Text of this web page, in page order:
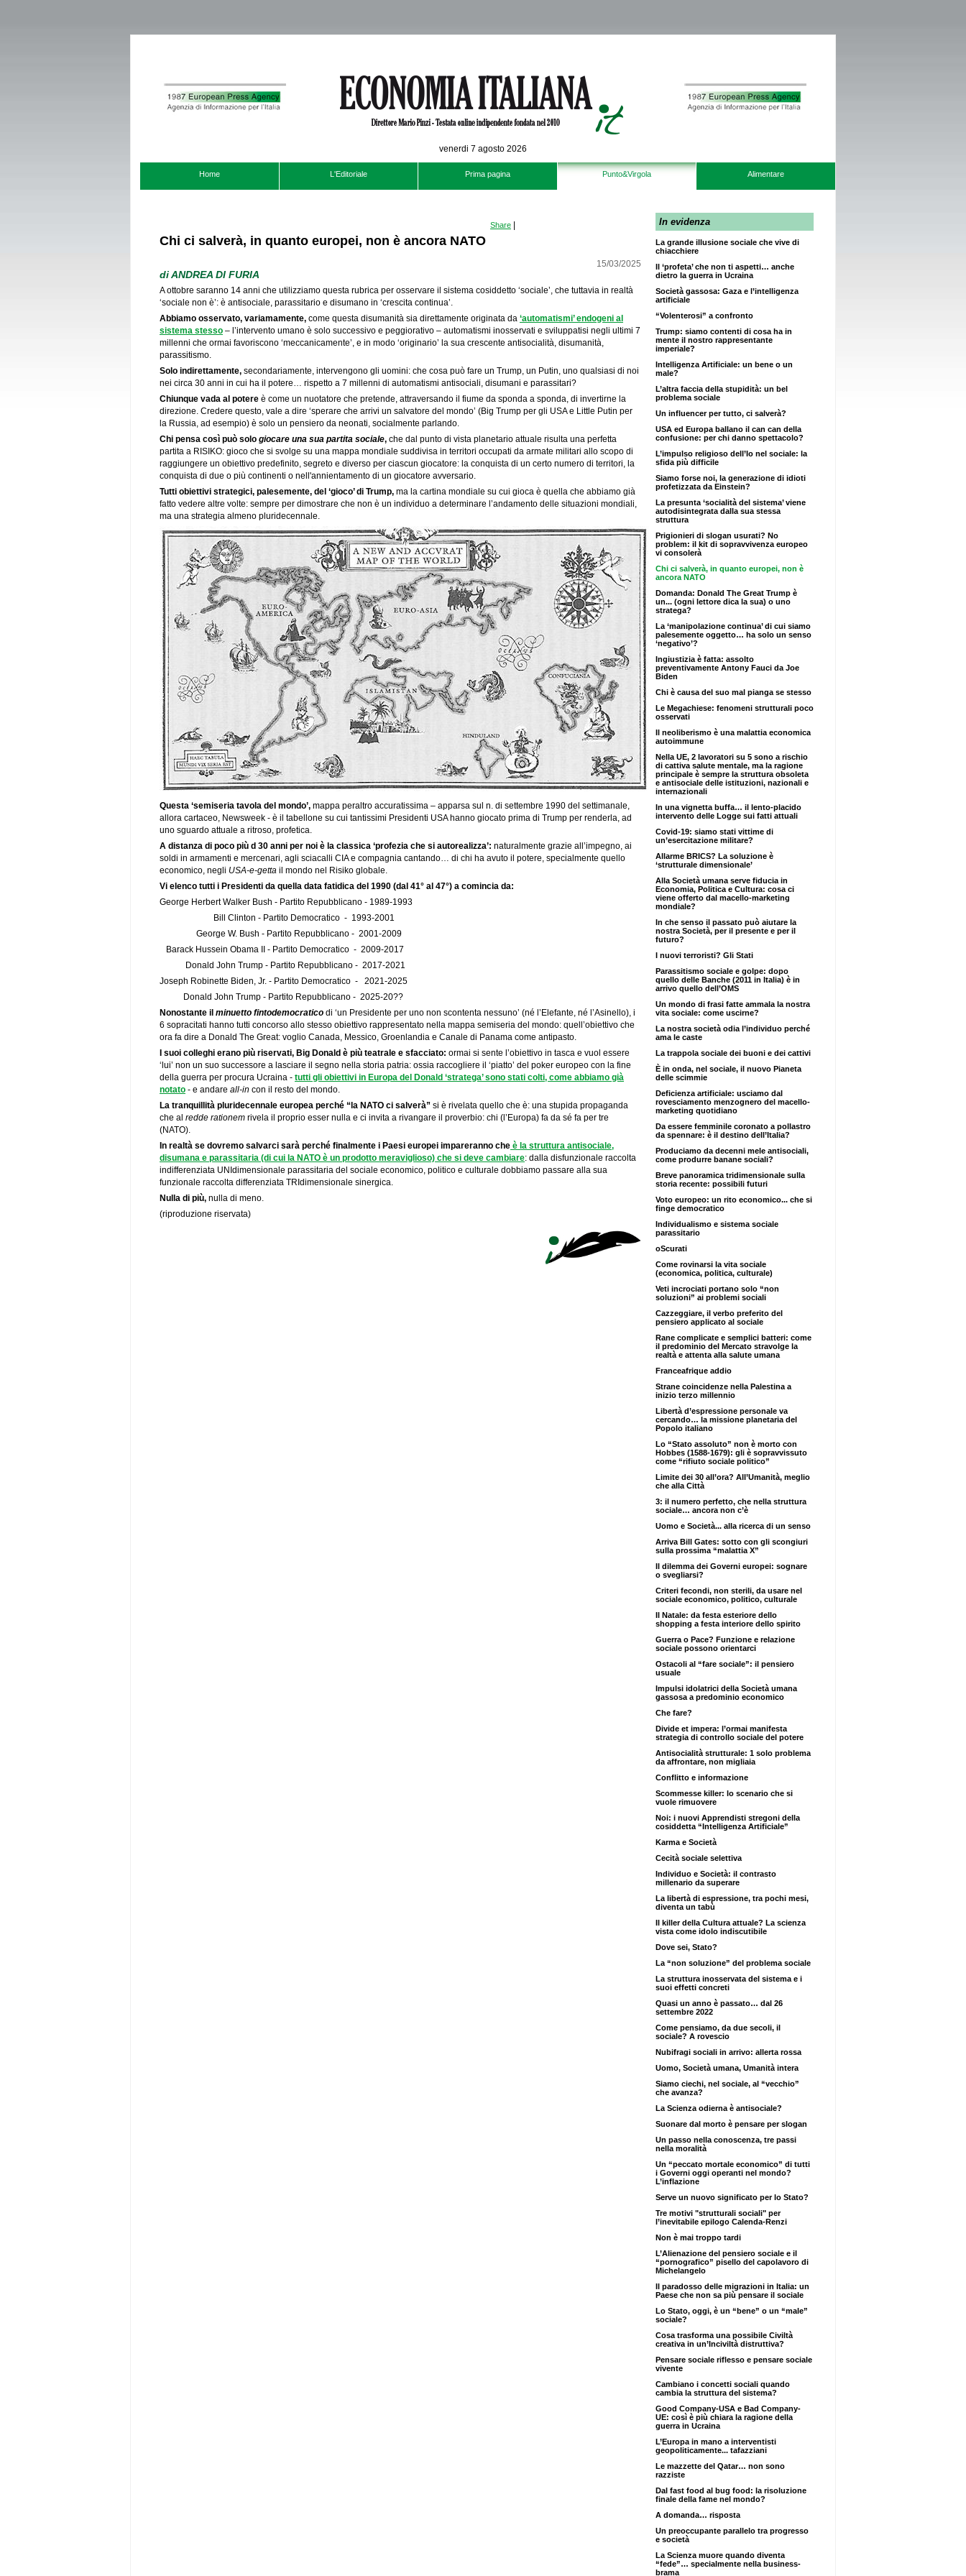
venerdi 7 agosto 2026
Home L'Editoriale Prima pagina Punto&Virgola Alimentare
Share
Chi ci salverà, in quanto europei, non è ancora NATO
15/03/2025
diANDREA DI FURIA
A ottobre saranno 14 anni che utilizziamo questa rubrica per osservare il sistema cosiddetto ‘sociale’, che tuttavia in realtà
‘sociale non è’: è antisociale, parassitario e disumano in ‘crescita continua’.
Abbiamo osservato, variamamente, come questa disumanità sia direttamente originata da ‘automatismi’ endogeni al
sistema stesso – l’intervento umano è solo successivo e peggiorativo – automatismi inosservati e sviluppatisi negli ultimi 7
millenni che ormai favoriscono ‘meccanicamente’, e in modo ‘originario’ la sua crescente antisocialità, disumanità,
parassitismo.
Solo indirettamente, secondariamente, intervengono gli uomini: che cosa può fare un Trump, un Putin, uno qualsiasi di noi
nei circa 30 anni in cui ha il potere… rispetto a 7 millenni di automatismi antisociali, disumani e parassitari?
Chiunque vada al potere è come un nuotatore che pretende, attraversando il fiume da sponda a sponda, di invertirne la
direzione. Credere questo, vale a dire ‘sperare che arrivi un salvatore del mondo’ (Big Trump per gli USA e Little Putin per
la Russia, ad esempio) è solo un pensiero da neonati, socialmente parlando.
Chi pensa così può solo giocare una sua partita sociale, che dal punto di vista planetario attuale risulta una perfetta
partita a RISIKO: gioco che si svolge su una mappa mondiale suddivisa in territori occupati da armate militari allo scopo di
raggiungere un obiettivo predefinito, segreto e diverso per ciascun giocatore: la conquista di un certo numero di territori, la
conquista di due o più continenti o nell'annientamento di un giocatore avversario.
Tutti obiettivi strategici, palesemente, del ‘gioco’ di Trump, ma la cartina mondiale su cui gioca è quella che abbiamo già
fatto vedere altre volte: sempre per dimostrare che non è un individuo a determinare l’andamento delle situazioni mondiali,
ma una strategia almeno pluridecennale.
Questa ‘semiseria tavola del mondo’, mappa peraltro accuratissima – apparsa sul n. di settembre 1990 del settimanale,
allora cartaceo, Newsweek - è il tabellone su cui tantissimi Presidenti USA hanno giocato prima di Trump per renderla, ad
uno sguardo attuale a ritroso, profetica.
A distanza di poco più d 30 anni per noi è la classica ‘profezia che si autorealizza’: naturalmente grazie all’impegno, ai
soldi in armamenti e mercenari, agli sciacalli CIA e compagnia cantando… di chi ha avuto il potere, specialmente quello
economico, negli USA-e-getta il mondo nel Risiko globale.
Vi elenco tutti i Presidenti da quella data fatidica del 1990 (dal 41° al 47°) a comincia da:
George Herbert Walker Bush - Partito Repubblicano - 1989-1993
Bill Clinton - Partito Democratico - 1993-2001
George W. Bush - Partito Repubblicano - 2001-2009
Barack Hussein Obama II - Partito Democratico - 2009-2017
Donald John Trump - Partito Repubblicano - 2017-2021
Joseph Robinette Biden, Jr. - Partito Democratico - 2021-2025
Donald John Trump - Partito Repubblicano - 2025-20??
Nonostante il minuetto fintodemocratico di ‘un Presidente per uno non scontenta nessuno’ (né l’Elefante, né l’Asinello), i
6 sopracitati hanno tutti concorso allo stesso obiettivo rappresentato nella mappa semiseria del mondo: quell’obiettivo che
ora fa dire a Donald The Great: voglio Canada, Messico, Groenlandia e Canale di Panama come antipasto.
I suoi colleghi erano più riservati, Big Donald è più teatrale e sfacciato: ormai si sente l’obiettivo in tasca e vuol essere
‘lui’ non un suo successore a lasciare il segno nella storia patria: ossia raccogliere il ‘piatto’ del poker europeo con la fine
della guerra per procura Ucraina - tutti gli obiettivi in Europa del Donald ‘stratega’ sono stati colti, come abbiamo già
notato - e andare all-in con il resto del mondo.
La tranquillità pluridecennale europea perché “la NATO ci salverà” si è rivelata quello che è: una stupida propaganda
che al redde rationem rivela il proprio esser nulla e ci invita a rivangare il proverbio: chi (l’Europa) fa da sé fa per tre
(NATO).
In realtà se dovremo salvarci sarà perché finalmente i Paesi europei impareranno che è la struttura antisociale,
disumana e parassitaria (di cui la NATO è un prodotto meraviglioso) che si deve cambiare: dalla disfunzionale raccolta
indifferenziata UNIdimensionale parassitaria del sociale economico, politico e culturale dobbiamo passare alla sua
funzionale raccolta differenziata TRIdimensionale sinergica.
Nulla di più, nulla di meno.
(riproduzione riservata)
In evidenza
La grande illusione sociale che vive di
chiacchiere
Il ‘profeta’ che non ti aspetti… anche
dietro la guerra in Ucraina
Società gassosa: Gaza e l’intelligenza
artificiale
“Volenterosi” a confronto
Trump: siamo contenti di cosa ha in
mente il nostro rappresentante
imperiale?
Intelligenza Artificiale: un bene o un
male?
L’altra faccia della stupidità: un bel
problema sociale
Un influencer per tutto, ci salverà?
USA ed Europa ballano il can can della
confusione: per chi danno spettacolo?
L’impulso religioso dell’Io nel sociale: la
sfida più difficile
Siamo forse noi, la generazione di idioti
profetizzata da Einstein?
La presunta ‘socialità del sistema’ viene
autodisintegrata dalla sua stessa
struttura
Prigionieri di slogan usurati? No
problem: il kit di sopravvivenza europeo
vi consolerà
Chi ci salverà, in quanto europei, non è
ancora NATO
Domanda: Donald The Great Trump è
un... (ogni lettore dica la sua) o uno
stratega?
La ‘manipolazione continua’ di cui siamo
palesemente oggetto… ha solo un senso
‘negativo’?
Ingiustizia è fatta: assolto
preventivamente Antony Fauci da Joe
Biden
Chi è causa del suo mal pianga se stesso
Le Megachiese: fenomeni strutturali poco
osservati
Il neoliberismo è una malattia economica
autoimmune
Nella UE, 2 lavoratori su 5 sono a rischio
di cattiva salute mentale, ma la ragione
principale è sempre la struttura obsoleta
e antisociale delle istituzioni, nazionali e
internazionali
In una vignetta buffa… il lento-placido
intervento delle Logge sui fatti attuali
Covid-19: siamo stati vittime di
un’esercitazione militare?
Allarme BRICS? La soluzione è
‘strutturale dimensionale’
Alla Società umana serve fiducia in
Economia, Politica e Cultura: cosa ci
viene offerto dal macello-marketing
mondiale?
In che senso il passato può aiutare la
nostra Società, per il presente e per il
futuro?
I nuovi terroristi? Gli Stati
Parassitismo sociale e golpe: dopo
quello delle Banche (2011 in Italia) è in
arrivo quello dell’OMS
Un mondo di frasi fatte ammala la nostra
vita sociale: come uscirne?
La nostra società odia l’individuo perché
ama le caste
La trappola sociale dei buoni e dei cattivi
È in onda, nel sociale, il nuovo Pianeta
delle scimmie
Deficienza artificiale: usciamo dal
rovesciamento menzognero del macello-
marketing quotidiano
Da essere femminile coronato a pollastro
da spennare: è il destino dell’Italia?
Produciamo da decenni mele antisociali,
come produrre banane sociali?
Breve panoramica tridimensionale sulla
storia recente: possibili futuri
Voto europeo: un rito economico... che si
finge democratico
Individualismo e sistema sociale
parassitario
oScurati
Come rovinarsi la vita sociale
(economica, politica, culturale)
Veti incrociati portano solo “non
soluzioni” ai problemi sociali
Cazzeggiare, il verbo preferito del
pensiero applicato al sociale
Rane complicate e semplici batteri: come
il predominio del Mercato stravolge la
realtà e attenta alla salute umana
Franceafrique addio
Strane coincidenze nella Palestina a
inizio terzo millennio
Libertà d’espressione personale va
cercando… la missione planetaria del
Popolo italiano
Lo “Stato assoluto” non è morto con
Hobbes (1588-1679): gli è sopravvissuto
come “rifiuto sociale politico”
Limite dei 30 all’ora? All’Umanità, meglio
che alla Città
3: il numero perfetto, che nella struttura
sociale… ancora non c’è
Uomo e Società... alla ricerca di un senso
Arriva Bill Gates: sotto con gli scongiuri
sulla prossima “malattia X”
Il dilemma dei Governi europei: sognare
o svegliarsi?
Criteri fecondi, non sterili, da usare nel
sociale economico, politico, culturale
Il Natale: da festa esteriore dello
shopping a festa interiore dello spirito
Guerra o Pace? Funzione e relazione
sociale possono orientarci
Ostacoli al “fare sociale”: il pensiero
usuale
Impulsi idolatrici della Società umana
gassosa a predominio economico
Che fare?
Divide et impera: l’ormai manifesta
strategia di controllo sociale del potere
Antisocialità strutturale: 1 solo problema
da affrontare, non migliaia
Conflitto e informazione
Scommesse killer: lo scenario che si
vuole rimuovere
Noi: i nuovi Apprendisti stregoni della
cosiddetta “Intelligenza Artificiale”
Karma e Società
Cecità sociale selettiva
Individuo e Società: il contrasto
millenario da superare
La libertà di espressione, tra pochi mesi,
diventa un tabù
Il killer della Cultura attuale? La scienza
vista come idolo indiscutibile
Dove sei, Stato?
La “non soluzione” del problema sociale
La struttura inosservata del sistema e i
suoi effetti concreti
Quasi un anno è passato… dal 26
settembre 2022
Come pensiamo, da due secoli, il
sociale? A rovescio
Nubifragi sociali in arrivo: allerta rossa
Uomo, Società umana, Umanità intera
Siamo ciechi, nel sociale, al “vecchio”
che avanza?
La Scienza odierna è antisociale?
Suonare dal morto è pensare per slogan
Un passo nella conoscenza, tre passi
nella moralità
Un “peccato mortale economico” di tutti
i Governi oggi operanti nel mondo?
L’inflazione
Serve un nuovo significato per lo Stato?
Tre motivi "strutturali sociali" per
l’inevitabile epilogo Calenda-Renzi
Non è mai troppo tardi
L’Alienazione del pensiero sociale e il
“pornografico” pisello del capolavoro di
Michelangelo
Il paradosso delle migrazioni in Italia: un
Paese che non sa più pensare il sociale
Lo Stato, oggi, è un “bene” o un “male”
sociale?
Cosa trasforma una possibile Civiltà
creativa in un’Inciviltà distruttiva?
Pensare sociale riflesso e pensare sociale
vivente
Cambiano i concetti sociali quando
cambia la struttura del sistema?
Good Company-USA e Bad Company-
UE: così è più chiara la ragione della
guerra in Ucraina
L’Europa in mano a interventisti
geopoliticamente... tafazziani
Le mazzette del Qatar… non sono
razziste
Dal fast food al bug food: la risoluzione
finale della fame nel mondo?
A domanda… risposta
Un preoccupante parallelo tra progresso
e società
La Scienza muore quando diventa
“fede”… specialmente nella business-
brama